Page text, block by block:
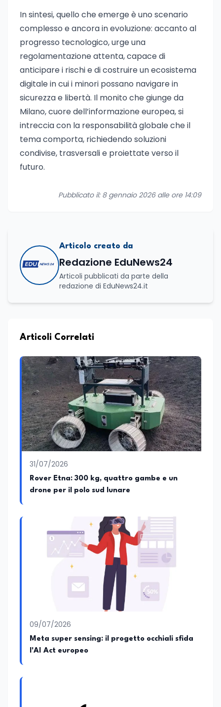
In sintesi, quello che emerge è uno scenario
complesso e ancora in evoluzione: accanto al
progresso tecnologico, urge una
regolamentazione attenta, capace di
anticipare i rischi e di costruire un ecosistema
digitale in cui i minori possano navigare in
sicurezza e libertà. Il monito che giunge da
Milano, cuore dell’informazione europea, si
intreccia con la responsabilità globale che il
tema comporta, richiedendo soluzioni
condivise, trasversali e proiettate verso il
futuro.
Pubblicato il: 8 gennaio 2026 alle ore 14:09
Articolo creato da
Redazione EduNews24
Articoli pubblicati da parte della
redazione di EduNews24.it
Articoli Correlati
31/07/2026
Rover Etna: 300 kg, quattro gambe e un
drone per il polo sud lunare
09/07/2026
Meta super sensing: il progetto occhiali sfida
l'AI Act europeo